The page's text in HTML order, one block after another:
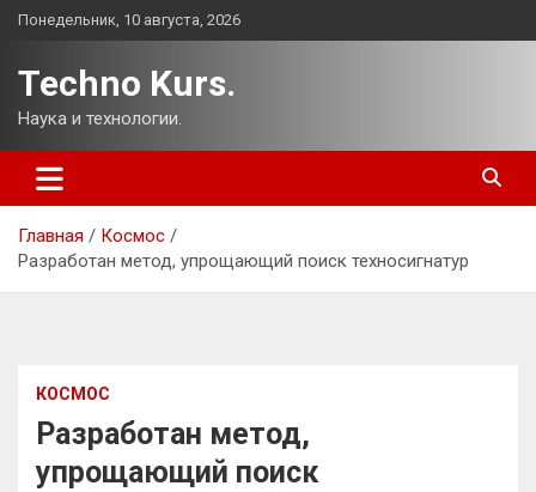
Перейти
Понедельник, 10 августа, 2026
Techno Kurs.
Наука и технологии.
Главная
Космос
Разработан метод, упрощающий поиск техносигнатур
КОСМОС
Разработан метод,
упрощающий поиск